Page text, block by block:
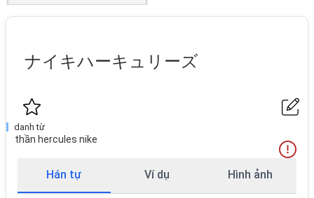
ナイキハーキュリーズ
danh từ
thần hercules nike
Hán tự Ví dụ Hình ảnh